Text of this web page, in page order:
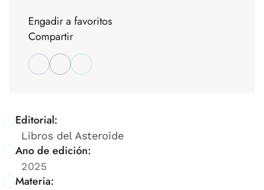
Editorial:
Libros del Asteroide
Ano de edición:
2025
Materia:
Engadir a favoritos
Compartir